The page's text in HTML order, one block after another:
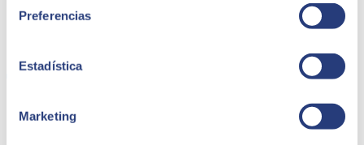
Preferencias
Estadística
Marketing
Artificial Intelligence